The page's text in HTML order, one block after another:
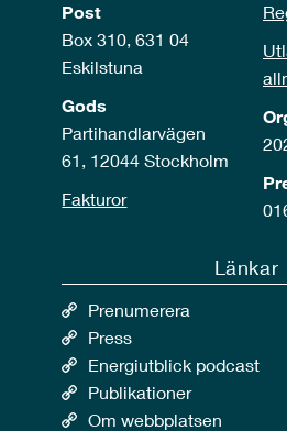
Post
Box 310, 631 04
Eskilstuna
Gods
Partihandlarvägen
61, 12044 Stockholm
Fakturor
Länkar
Prenumerera
Press
Energiutblick podcast
Publikationer
Om webbplatsen